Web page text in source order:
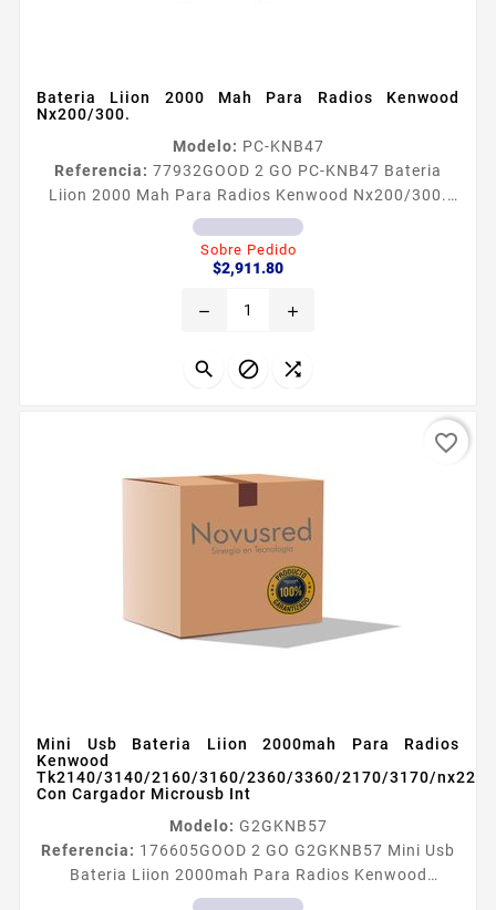
Bateria Liion 2000 Mah Para Radios Kenwood
Nx200/300.
Modelo: PC-KNB47
Referencia: 77932GOOD 2 GO PC-KNB47 Bateria
Liion 2000 Mah Para Radios Kenwood Nx200/300.
Batería con cargador Micro USB interconstruido
GOOD 2 GO de LiIon de 2000 mAh Tiene un LED
indicador de nivel de carga en la batería y con
cargador Incluye Cable USB Adaptador de pared
automóvil La batería puede ser cargada en el radio...
Sobre Pedido
$2,911.80Precio
remove add
  
Mini Usb Bateria Liion 2000mah Para Radios
Kenwood
Tk2140/3140/2160/3160/2360/3360/2170/3170/nx220/
Con Cargador Microusb Int
Modelo: G2GKNB57
Referencia: 176605GOOD 2 GO G2GKNB57 Mini Usb
Bateria Liion 2000mah Para Radios Kenwood
Tk2140/3140/2160/3160/2360/3360/2170/3170/nx220/
favorite_border